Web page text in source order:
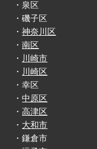
・泉区
・磯子区
・神奈川区
・南区
・ 川崎市
・ 川崎区
・幸区
・中原区
・高津区
・ 大和市
・鎌倉市